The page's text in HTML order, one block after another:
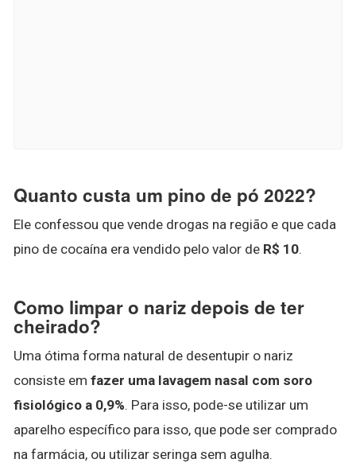
Quanto custa um pino de pó 2022?
Ele confessou que vende drogas na região e que cada
pino de cocaína era vendido pelo valor de R$ 10.
Como limpar o nariz depois de ter
cheirado?
Uma ótima forma natural de desentupir o nariz
consiste em fazer uma lavagem nasal com soro
fisiológico a 0,9%. Para isso, pode-se utilizar um
aparelho específico para isso, que pode ser comprado
na farmácia, ou utilizar seringa sem agulha.